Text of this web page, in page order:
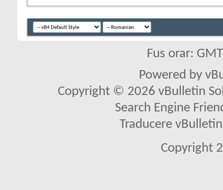
Fus orar:
Powered by
Copyright © 2026 vBulletin
Search Engine
Traducere
Copyright